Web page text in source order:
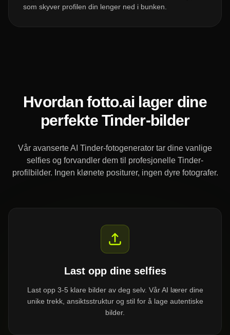
som skyver profilen din lenger ned i bunken.
Hvordan fotto.ai lager dine
perfekte Tinder-bilder
Vår avanserte AI Tinder-fotogenerator tar dine vanlige
selfies og forvandler dem til profesjonelle Tinder-
profilbilder. Ingen klønete positurer, ingen dyre fotografer.
Last opp dine selfies
Last opp 3-5 klare bilder av deg selv. Vår AI lærer dine
unike trekk, ansiktsstruktur og stil for å lage autentiske
bilder.